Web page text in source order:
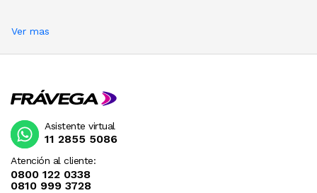
Ver mas
Atención al cliente:
0800 122 0338
0810 999 3728
Asistente virtual
11 2855 5086